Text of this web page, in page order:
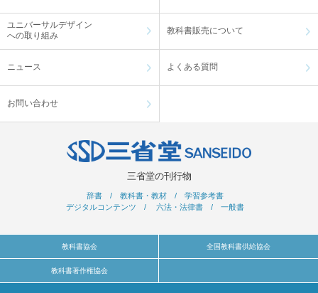
ユニバーサルデザイン
への取り組み
教科書販売について
ニュース よくある質問
お問い合わせ
三省堂の刊行物
辞書 / 教科書・教材 / 学習参考書
デジタルコンテンツ / 六法・法律書 / 一般書
教科書協会 全国教科書供給協会
教科書著作権協会